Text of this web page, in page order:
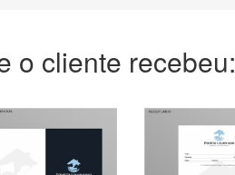
o cliente recebeu: